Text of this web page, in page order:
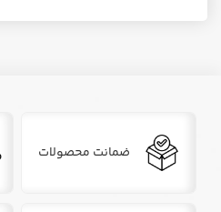
ضمانت محصولات